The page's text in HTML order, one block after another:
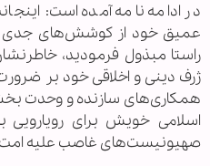
در ادامه نامه آمده است:
عمیق خود از کوشش‌های جدی
راستا مبذول فرمودید،
ژرف دینی و اخلاقی خود بر
همکاری‌های سازنده و وحدت
اسلامی خویش برای رویارویی
صهیونیست‌های غاصب علیه امت